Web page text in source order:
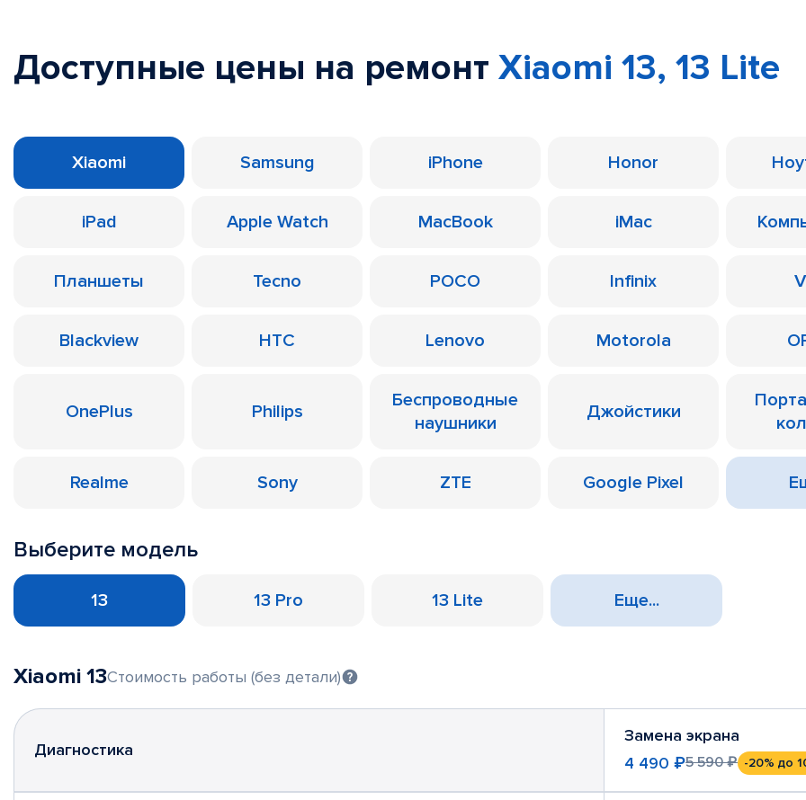
Доступные цены на ремонт Xiaomi 13, 13 Lite
Xiaomi Samsung iPhone Honor
iPad Apple Watch MacBook iMac
Планшеты Tecno POCO Infinix
Blackview HTC Lenovo Motorola
OnePlus Philips
Беспроводные
наушники
Джойстики
Realme Sony ZTE Google Pixel
Выберите модель
13 13 Pro 13 Lite Еще...
Xiaomi 13Стоимость работы (без детали)
Диагностика
Замена экрана
4 490 ₽5 590 ₽ -20% до